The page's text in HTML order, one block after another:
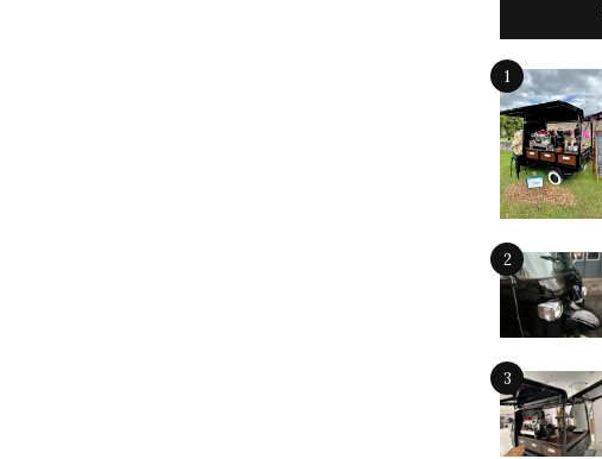
1
2
3